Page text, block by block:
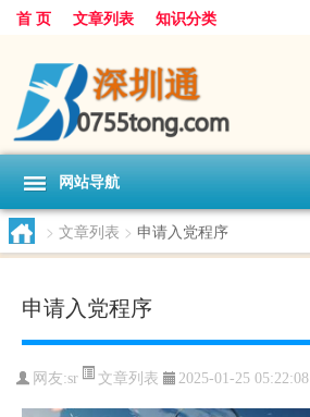
首 页 文章列表 知识分类
网站导航
> 文章列表 > 申请入党程序
申请入党程序
网友:sr 文章列表 2025-01-25 05:22:08